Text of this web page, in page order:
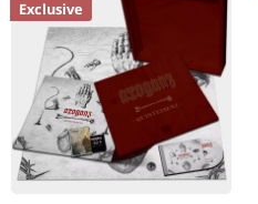
Exclusive